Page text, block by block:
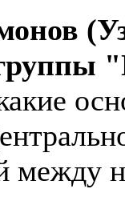
между